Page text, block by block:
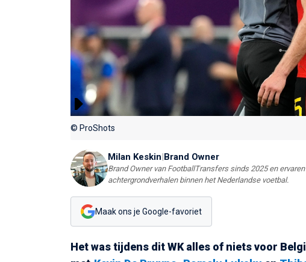
© ProShots
Milan Keskin|Brand Owner
Brand Owner van FootballTransfers sinds 2025 en
achtergrondverhalen binnen het Nederlandse voetbal.
Maak ons je Google-favoriet
Het was tijdens dit WK alles of niets voor